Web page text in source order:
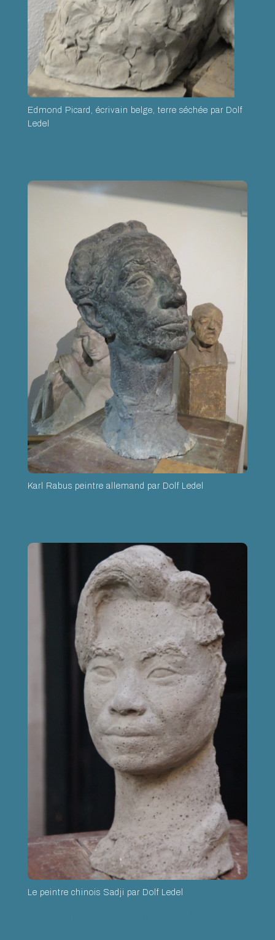
Edmond Picard, écrivain belge, terre séchée par Dolf
Ledel
Karl Rabus peintre allemand par Dolf Ledel
Le peintre chinois Sadji par Dolf Ledel